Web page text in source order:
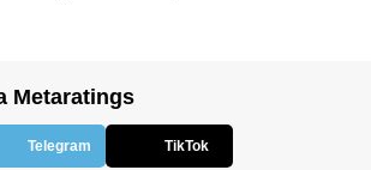
Metaratings
Telegram TikTok